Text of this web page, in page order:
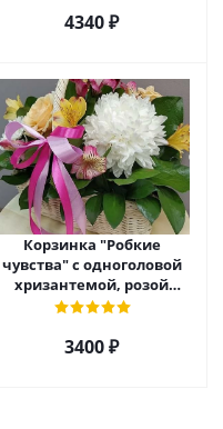
4340 ₽
Корзинка "Робкие
чувства" с одноголовой
хризантемой, розой
Эквадор и альстромерией
3400 ₽